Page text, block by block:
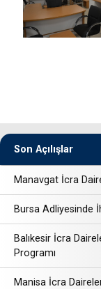
Son Açılışlar
Manavgat İcra
Bursa Adliyesinde
Balıkesir İcra
Programı
Manisa İcra